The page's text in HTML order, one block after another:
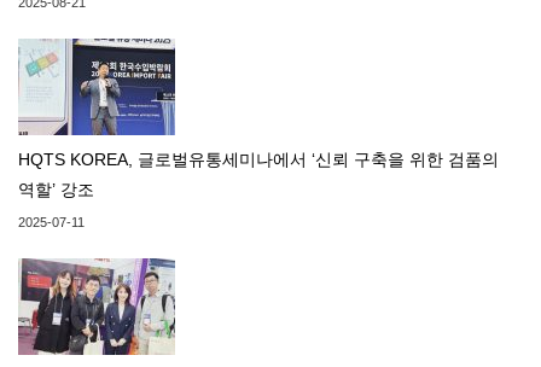
HQTS KOREA, 글로벌유통세미나에서 ‘신뢰 구축을 위한 검품의
역할’ 강조
2025-07-11